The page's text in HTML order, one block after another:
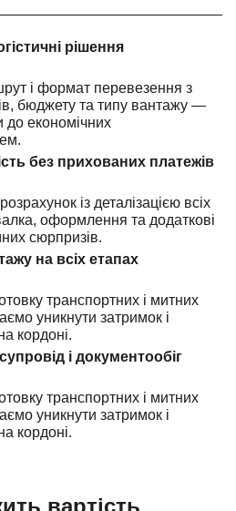
рішення
і формат перевезення з
бюджету та типу вантажу —
до економічних
без прихованих платежів
із деталізацією всіх
оформлення та додаткові
сюрпризів.
на всіх етапах
транспортних і митних
уникнути затримок і
кордоні.
і документообіг
транспортних і митних
уникнути затримок і
кордоні.
вартість